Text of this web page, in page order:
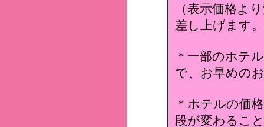
（表示価格よ
差し上げます
＊一部のホテ
で、お早めの
＊ホテルの価
段が変わるこ